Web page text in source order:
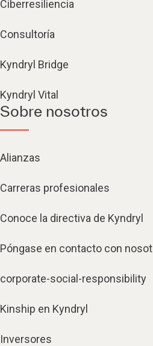
Ciberresiliencia
Consultoría
Kyndryl Bridge
Kyndryl Vital
Sobre nosotros
Alianzas
Carreras profesionales
Conoce la directiva de Kyndryl
Póngase en contacto con
corporate-social-responsibility
Kinship en Kyndryl
Inversores